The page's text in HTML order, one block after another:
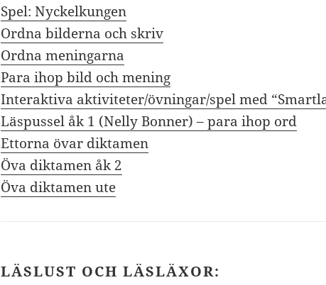
Spel: Nyckelkungen
Ordna bilderna och skriv
Ordna meningarna
Para ihop bild och mening
Interaktiva aktiviteter/övningar/spel med
Läspussel åk 1 (Nelly Bonner) – para ihop ord
Ettorna övar diktamen
Öva diktamen åk 2
Öva diktamen ute
LÄSLUST OCH LÄSLÄXOR: